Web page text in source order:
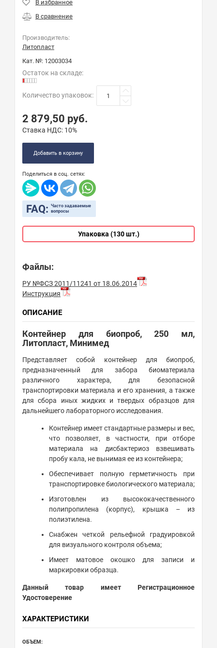
Производитель:
Литопласт
Кат. №: 12003034
Остаток на складе:
Количество упаковок:
2 879,50 руб.
Ставка НДС: 10%
Добавить в корзину
Поделиться в соц. сетях:
FAQ: Часто задаваемые
вопросы
Упаковка (130 шт.)
Файлы:
РУ №ФСЗ 2011/11241 от 18.06.2014
Инструкция
ОПИСАНИЕ
Контейнер для биопроб, 250 мл,
Литопласт, Минимед
Представляет собой контейнер для биопроб,
предназначенный для забора биоматериала
различного характера, для безопасной
транспортировки материала и его хранения, а также
для сбора иных жидких и твердых образцов для
дальнейшего лабораторного исследования.
Контейнер имеет стандартные размеры и вес,
что позволяет, в частности, при отборе
материала на дисбактериоз взвешивать
пробу кала, не вынимая ее из контейнера;
Обеспечивает полную герметичность при
транспортировке биологического материала;
Изготовлен из высококачественного
полипропилена (корпус), крышка – из
полиэтилена.
Снабжен четкой рельефной градуировкой
для визуального контроля объема;
Имеет матовое окошко для записи и
маркировки образца.
Данный товар имеет Регистрационное
Удостоверение
ХАРАКТЕРИСТИКИ
ОБЪЕМ: